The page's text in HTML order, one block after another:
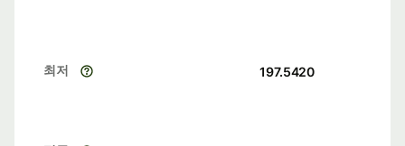
최저 197.5420